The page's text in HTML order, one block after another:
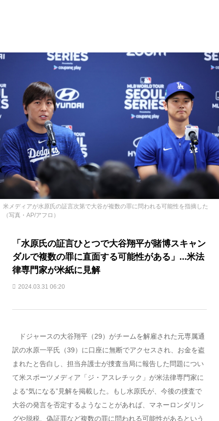
米メディアが水原氏の証言次第で大谷が複数の罪に問われる可能性を指摘した
（写真・AP/アフロ）
「水原氏の証言ひとつで大谷翔平が賭博スキャン
ダルで複数の罪に直面する可能性がある」…米法
律専門家が米紙に見解
2024.03.31 06:20
ドジャースの大谷翔平（29）がチームを解雇された元専属通
訳の水原一平氏（39）に口座に無断でアクセスされ、お金を盗
まれたと告白し、担当弁護士が捜査当局に報告した問題につい
て米スポーツメディア「ジ・アスレチック」が米法律専門家に
よる“気になる”見解を掲載した。もし水原氏が、今後の捜査で
大谷の発言を否定するようなことがあれば、マネーロンダリン
グや脱税、偽証罪など複数の罪に問われる可能性があるという